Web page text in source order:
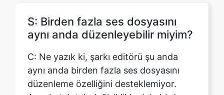
aynı anda birden fazla ses dosyasını
düzenleme özelliğini desteklemiyor.
Ancak, tek tek değişiklikler için birden
fazla dosyayı sırayla yükleyebilir ve
düzenleyebilirsiniz.